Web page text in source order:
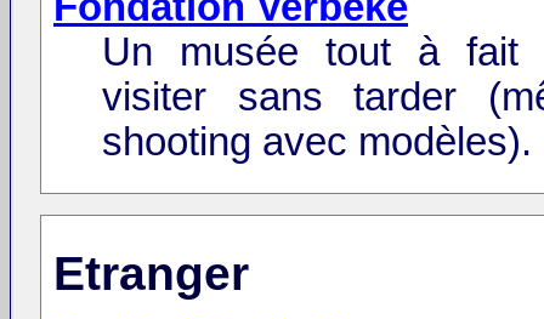
Un musée tout à fait
visiter sans tarder
shooting avec modèles).
Etranger